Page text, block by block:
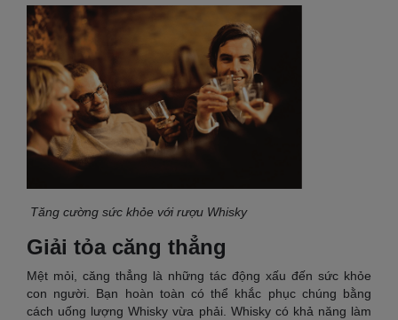
Tăng cường sức khỏe với rượu Whisky
Giải tỏa căng thẳng
Mệt mỏi, căng thẳng là những tác động xấu đến sức khỏe
con người. Bạn hoàn toàn có thể khắc phục chúng bằng
cách uống lượng Whisky vừa phải. Whisky có khả năng làm